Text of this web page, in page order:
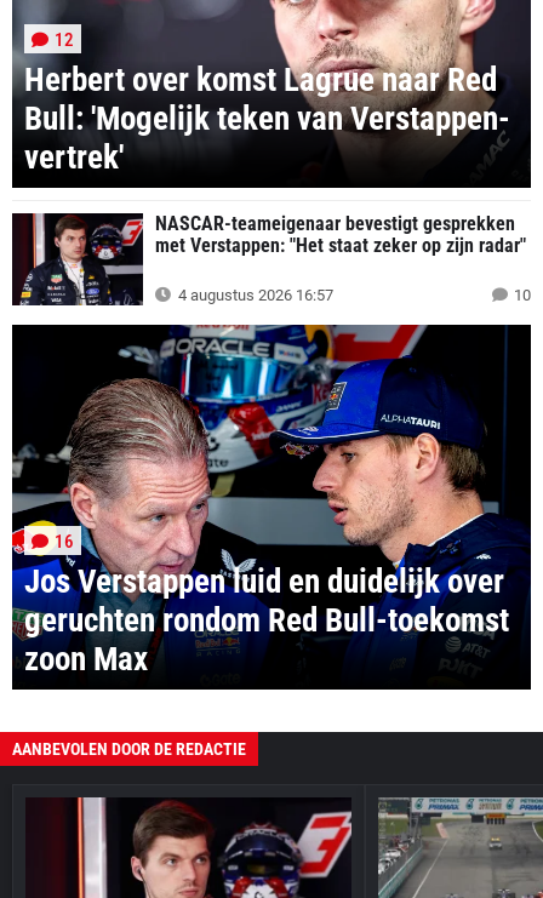
Herbert over komst Lagrue naar Red
Bull: 'Mogelijk teken van Verstappen-
vertrek'
12
NASCAR-teameigenaar bevestigt gesprekken
met Verstappen: "Het staat zeker op zijn radar"
4 augustus 2026 16:57 10
Jos Verstappen luid en duidelijk over
geruchten rondom Red Bull-toekomst
zoon Max
16
AANBEVOLEN DOOR DE REDACTIE